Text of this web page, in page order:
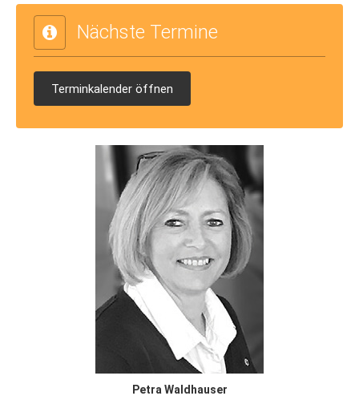
Nächste Termine
Terminkalender öffnen
Petra Waldhauser